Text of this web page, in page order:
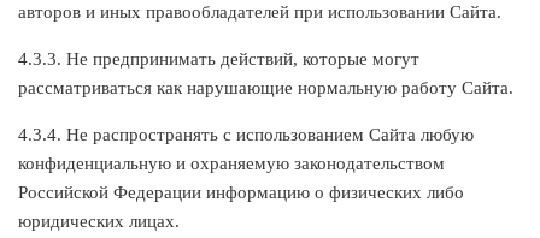
авторов и иных правообладателей при использовании Сайта.
4.3.3. Не предпринимать действий, которые могут
рассматриваться как нарушающие нормальную работу Сайта.
4.3.4. Не распространять с использованием Сайта любую
конфиденциальную и охраняемую законодательством
Российской Федерации информацию о физических либо
юридических лицах.